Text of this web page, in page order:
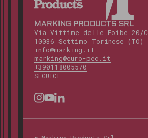
MARKING PRODUCTS SRL
Via Vittime delle Foibe 20/C
10036 Settimo Torinese (TO)
info@marking.it
marking@euro-pec.it
+390118005570
SEGUICI